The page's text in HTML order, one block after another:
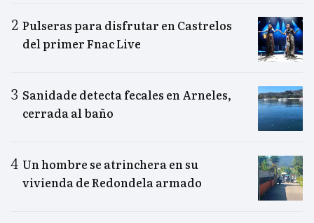
Pulseras para disfrutar en Castrelos
del primer Fnac Live
Sanidade detecta fecales en Arneles,
cerrada al baño
Un hombre se atrinchera en su
vivienda de Redondela armado